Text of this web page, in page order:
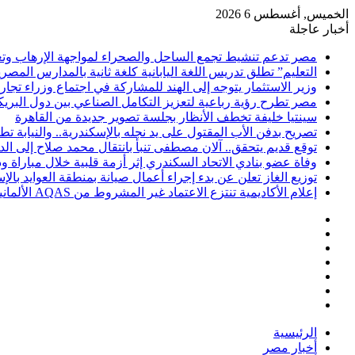
الخميس, أغسطس 6 2026
أخبار عاجلة
مصر تدعم تنشيط تجمع الساحل والصحراء لمواجهة الإرهاب
التعليم” تطلق تدريس اللغة اليابانية كلغة ثانية بالمدارس
وزير الاستثمار يتوجه إلى الهند للمشاركة في اجتماع وزراء
مصر تطرح رؤية رباعية لتعزيز التكامل الصناعي بين دول
سينتيا خليفة تخطف الأنظار بجلسة تصوير جديدة من القاهرة
تصريح بدفن الأب المقتول على يد نجله بالإسكندرية.. والنيابة
توقع قديم يتحقق.. آلان مصطفى تنبأ بانتقال محمد صلاح إلى
وفاة عضو بنادي الاتحاد السكندري إثر أزمة قلبية خلال
توزيع الغاز تعلن عن بدء إجراء أعمال صيانة بمنطقة العوايد
إعلام الأكاديمية تنتزع الاعتماد غير المشروط من AQAS الألمانية
جانبي
الرئيسية
أخبار مصر